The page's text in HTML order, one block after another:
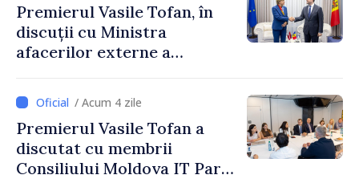
Premierul Vasile Tofan, în
discuții cu Ministra
afacerilor externe a
/ Acum 4 zile
Premierul Vasile Tofan a
discutat cu membrii
Consiliului Moldova IT Park: